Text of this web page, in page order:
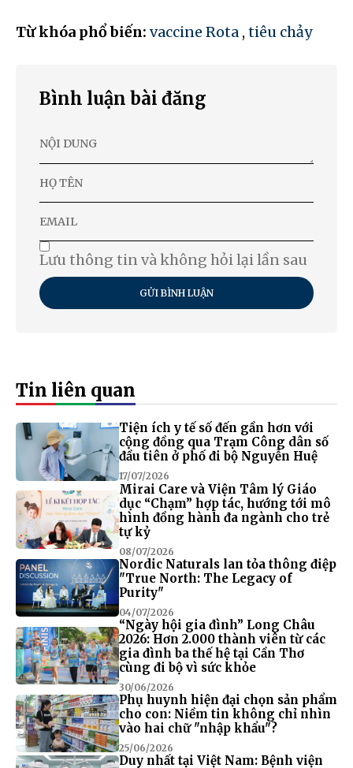
Từ khóa phổ biến: vaccine Rota , tiêu chảy
Bình luận bài đăng
Lưu thông tin và không hỏi lại lần sau
GỬI BÌNH LUẬN
Tin liên quan
Tiện ích y tế số đến gần hơn với
cộng đồng qua Trạm Công dân số
đầu tiên ở phố đi bộ Nguyễn Huệ
17/07/2026
Mirai Care và Viện Tâm lý Giáo
dục “Chạm” hợp tác, hướng tới mô
hình đồng hành đa ngành cho trẻ
tự kỷ
08/07/2026
Nordic Naturals lan tỏa thông điệp
"True North: The Legacy of
Purity"
04/07/2026
“Ngày hội gia đình” Long Châu
2026: Hơn 2.000 thành viên từ các
gia đình ba thế hệ tại Cần Thơ
cùng đi bộ vì sức khỏe
30/06/2026
Phụ huynh hiện đại chọn sản phẩm
cho con: Niềm tin không chỉ nhìn
vào hai chữ "nhập khẩu"?
25/06/2026
Duy nhất tại Việt Nam: Bệnh viện